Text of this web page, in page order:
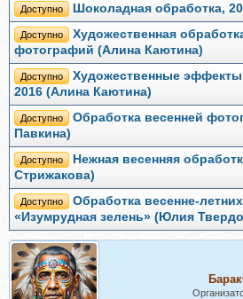
Доступно Шоколадная обработка,
Доступно
Художественная
фотографий (Алина Каютина)
Доступно
Художественные эффекты
2016 (Алина Каютина)
Доступно
Обработка весенней
Павкина)
Доступно
Нежная весенняя
Стрижакова)
Доступно
Обработка весенне-
«Изумрудная зелень» (Юлия